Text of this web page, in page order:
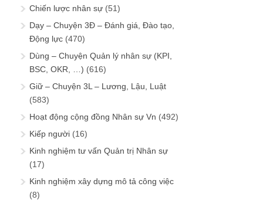
Chiến lược nhân sự (51)
Dạy – Chuyện 3Đ – Đánh giá, Đào tạo,
Động lực (470)
Dùng – Chuyện Quản lý nhân sự (KPI,
BSC, OKR, …) (616)
Giữ – Chuyện 3L – Lương, Lậu, Luật
(583)
Hoạt động cộng đồng Nhân sự Vn (492)
Kiếp người (16)
Kinh nghiệm tư vấn Quản trị Nhân sự
(17)
Kinh nghiệm xây dựng mô tả công việc
(8)